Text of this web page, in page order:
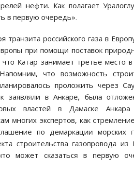
нефти. Как полагает
в первую очередь».
российского газа в
при помощи поставок
Катар занимает третье место
что возможность
проложить через
в Анкаре, была
властей в Дамаске
многих экспертов, как
по демаркации морских
строительства газопровода из
может сказаться в первую